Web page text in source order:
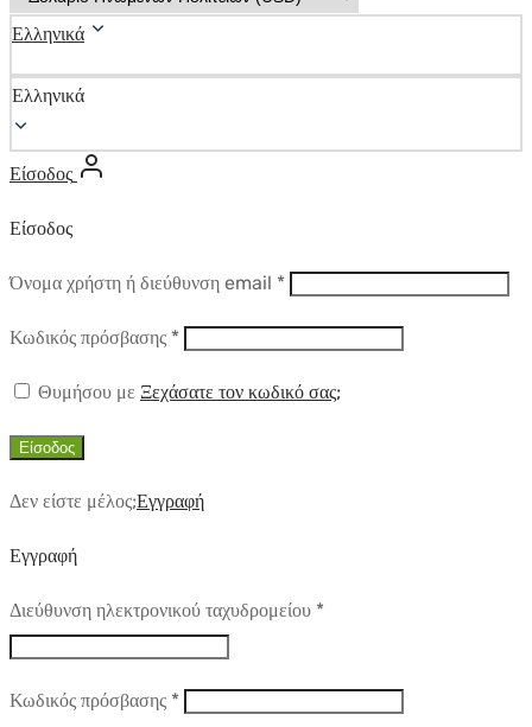
Ελληνικά
Ελληνικά
Είσοδος
Είσοδος
Όνομα χρήστη ή διεύθυνση email *Απαιτούμενο
Κωδικός πρόσβασης *Απαιτούμενο
Θυμήσου με Ξεχάσατε τον κωδικό σας;
Είσοδος
Δεν είστε μέλος;Εγγραφή
Εγγραφή
Διεύθυνση ηλεκτρονικού ταχυδρομείου *Απαιτούμενο
Κωδικός πρόσβασης *Απαιτούμενο